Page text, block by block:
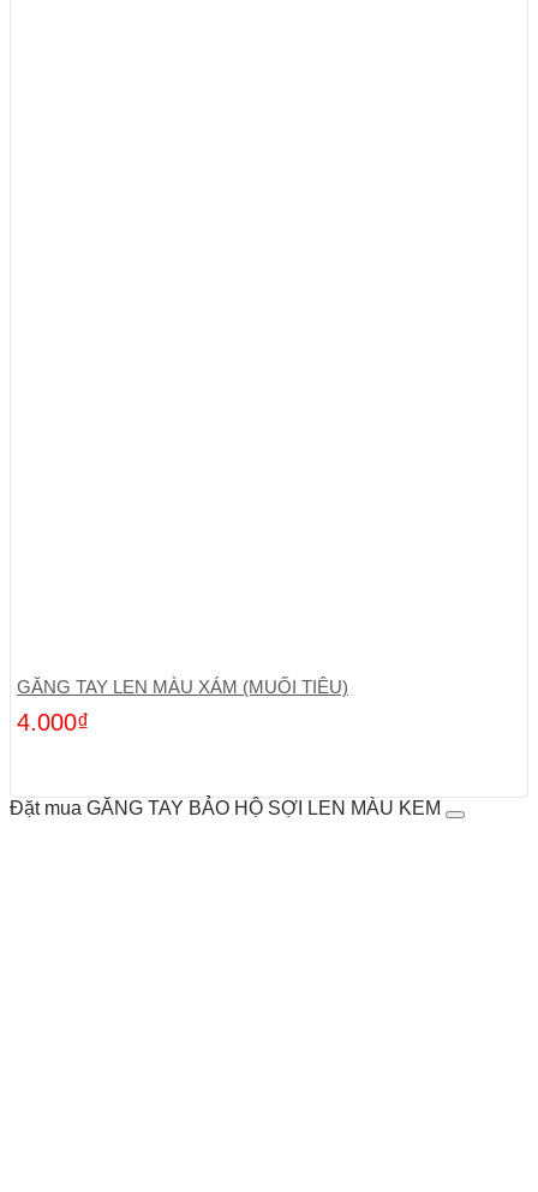
GĂNG TAY LEN MÀU XÁM (MUỐI TIÊU)
4.000₫
Đặt mua GĂNG TAY BẢO HỘ SỢI LEN MÀU KEM